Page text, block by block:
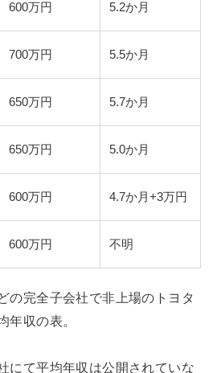
600万円 5.2か月
700万円 5.5か月
650万円 5.7か月
650万円 5.0か月
600万円 4.7か月+3万円
600万円 不明
の完全子会社で非上場のトヨタ
年収の表。
にて平均年収は公開されていな